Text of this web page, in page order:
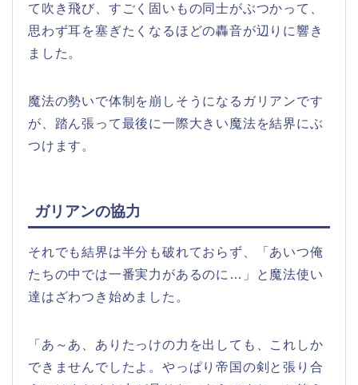
て吹き飛び、すごく固いもの同士がぶつかって、
思わず耳を塞ぎたくなるほどの轟音が辺りに響き
ました。
魔法の勢いで体制を崩しそうになるガリアンです
が、踏ん張って最後に一際大きい魔法を結界にぶ
つけます。
ガリアンの協力
それでも結界は半分も破れておらず、「あいつ俺
たちの中では一番実力があるのに…」と魔法使い
達はざわつき始めました。
「あ～あ、ありたっけの力を出しても、これしか
できませんでしたよ。やっぱり帝国の剣と張り合